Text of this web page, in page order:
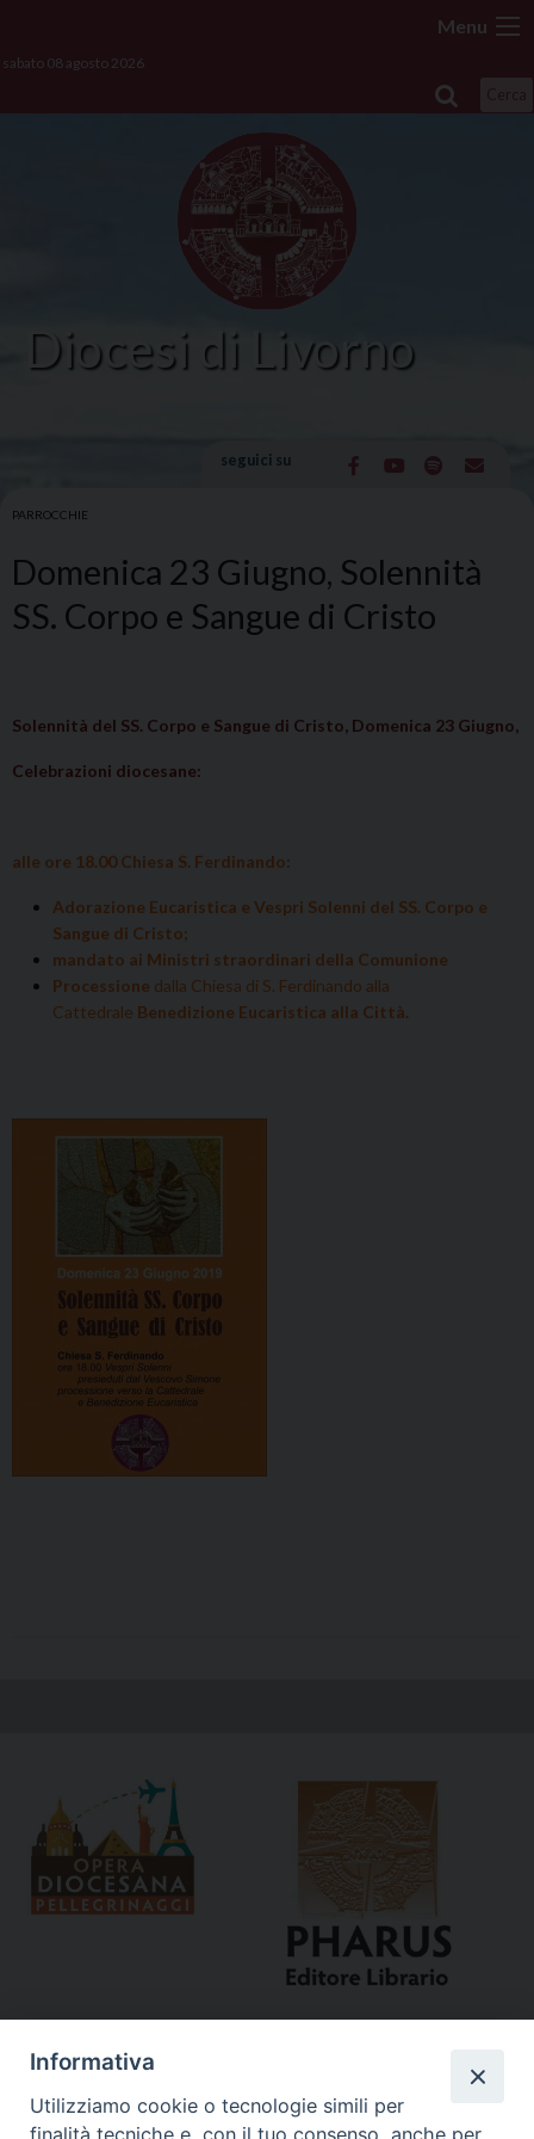
content
Menu
sabato 08 agosto 2026
Diocesi di Livorno
seguici su
PARROCCHIE
Domenica 23 Giugno, Solennità
SS. Corpo e Sangue di Cristo
Solennità del SS. Corpo e Sangue di Cristo, Domenica 23 Giugno,
Celebrazioni diocesane:
alle ore 18.00Chiesa S. Ferdinando:
Adorazione Eucaristica e Vespri Solenni del SS. Corpo e
Sangue di Cristo;
mandato ai Ministri straordinari della Comunione
Processione dalla Chiesa di S. Ferdinando alla
Cattedrale Benedizione Eucaristica alla Città.
Informativa
Utilizziamo cookie o tecnologie simili per